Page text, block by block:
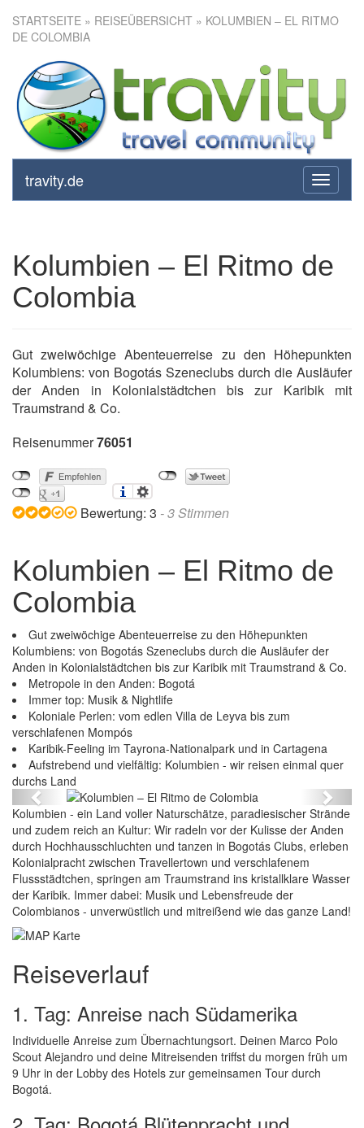
STARTSEITE » REISEÜBERSICHT » KOLUMBIEN – EL RITMO
DE COLOMBIA
toggle
travity.de
Kolumbien – El Ritmo de
Colombia
Kolumbien – El Ritmo de
Colombia
Gut zweiwöchige Abenteuerreise zu den Höhepunkten
Kolumbiens: von Bogotás Szeneclubs durch die Ausläufer
der Anden in Kolonialstädtchen bis zur Karibik mit
Traumstrand & Co.
Reisenummer76051
Bewertung: 3 -3Stimmen
Kolumbien – El Ritmo de
Colombia
Gut zweiwöchige Abenteuerreise zu den Höhepunkten
Kolumbiens: von Bogotás Szeneclubs durch die Ausläufer der
Anden in Kolonialstädtchen bis zur Karibik mit Traumstrand & Co.
Metropole in den Anden: Bogotá
Immer top: Musik & Nightlife
Koloniale Perlen: vom edlen Villa de Leyva bis zum
verschlafenen Mompós
Karibik-Feeling im Tayrona-Nationalpark und in Cartagena
Aufstrebend und vielfältig: Kolumbien - wir reisen einmal quer
durchs Land
Kolumbien – El Ritmo de Colombia
Previous Next
Kolumbien - ein Land voller Naturschätze, paradiesischer Strände
und zudem reich an Kultur: Wir radeln vor der Kulisse der Anden
durch Hochhausschluchten und tanzen in Bogotás Clubs, erleben
Kolonialpracht zwischen Travellertown und verschlafenem
Flussstädtchen, springen am Traumstrand ins kristallklare Wasser
der Karibik. Immer dabei: Musik und Lebensfreude der
Colombianos - unverwüstlich und mitreißend wie das ganze Land!
Reiseverlauf
1. Tag: Anreise nach Südamerika
Individuelle Anreise zum Übernachtungsort. Deinen Marco Polo
Scout Alejandro und deine Mitreisenden triffst du morgen früh um
9 Uhr in der Lobby des Hotels zur gemeinsamen Tour durch
Bogotá.